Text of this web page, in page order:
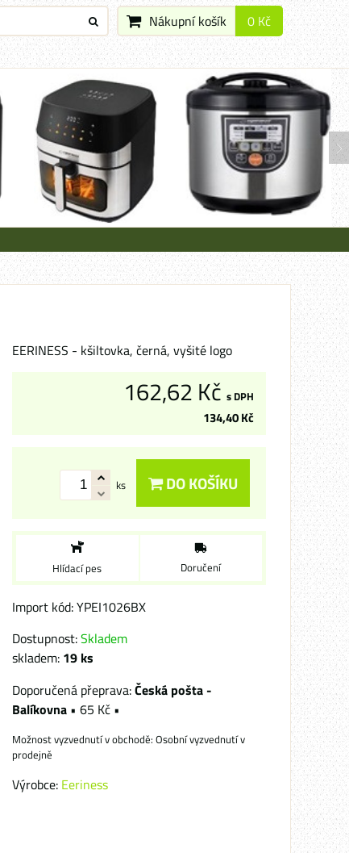
Nákupní košík 0 Kč
EERINESS - kšiltovka, černá, vyšité logo
162,62 Kč s DPH
134,40 Kč
ks DO KOŠÍKU
Hlídací pes Doručení
Import kód: YPEI1026BX
Dostupnost:Skladem
skladem: 19 ks
Česká pošta -
Balíkovna • 65 Kč •
Osobní vyzvednutí v
prodejně
Výrobce: Eeriness